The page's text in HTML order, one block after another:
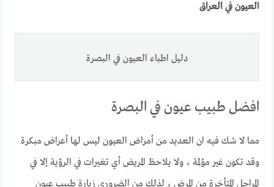
العيون في العراق
دليل اطباء العيون في البصرة
افضل طبيب عيون في البصرة
مما لا شك فيه ان العديد من أمراض العيون ليس لها أعراض مبكرة
وقد تكون غير مؤلمة ، ولا يلاحظ المريض أي تغيرات في الرؤية إلا في
المراحل المتأخرة من المرض ، لذلك من الضروري زيارة طبيب عيون